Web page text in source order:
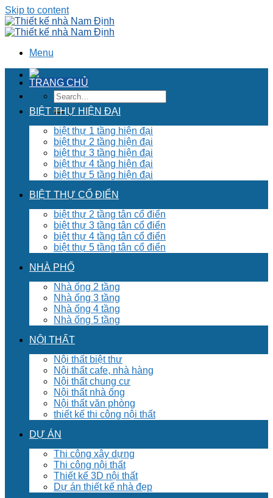
Skip to content
Menu
TRANG CHỦ
BIỆT THỰ HIỆN ĐẠI
biệt thự 1 tầng hiện đại
biệt thự 2 tầng hiện đại
biệt thự 3 tầng hiện đại
biệt thự 4 tầng hiện đại
biệt thự 5 tầng hiện đại
BIỆT THỰ CỔ ĐIỂN
biệt thự 2 tầng tân cổ điển
biệt thự 3 tầng tân cổ điển
biệt thự 4 tầng tân cổ điển
biệt thự 5 tầng tân cổ điển
NHÀ PHỐ
Nhà ống 2 tầng
Nhà ống 3 tầng
Nhà ống 4 tầng
Nhà ống 5 tầng
NỘI THẤT
Nội thất biệt thư
Nội thất cafe, nhà hàng
Nội thất chung cư
Nội thất nhà ống
Nội thất văn phòng
thiết kế thi công nội thất
DỰ ÁN
Thi công xây dựng
Thi công nội thất
Thiết kế 3D nội thất
Dự án thiết kế nhà đẹp